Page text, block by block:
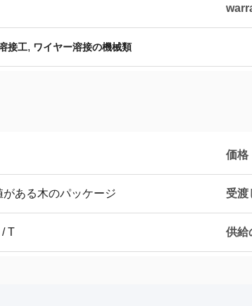
接工, ワイヤー溶接の機械類
価格
がある木のパッケージ 受渡
/ T 供給